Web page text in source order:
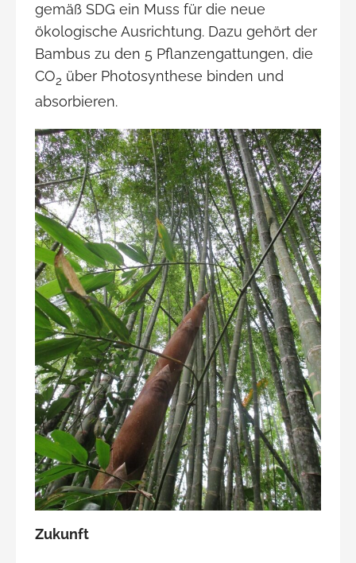
gemäß SDG ein Muss für die neue
ökologische Ausrichtung. Dazu gehört der
Bambus zu den 5 Pflanzengattungen, die
CO2 über Photosynthese binden und
absorbieren.
Zukunft